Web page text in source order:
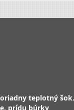
teplotný
prídu búrky